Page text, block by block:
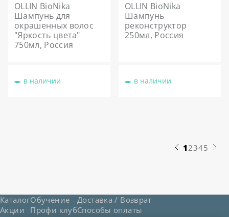
OLLIN BioNika
Шампунь для
окрашенных волос
"Яркость цвета"
750мл, Россия
в наличии
OLLIN BioNika
Шампунь
реконструктор
250мл, Россия
в наличии
1 2345
Каталог
Акции
Обучение
Профи клуб
Доставка / Возврат
Способы оплаты